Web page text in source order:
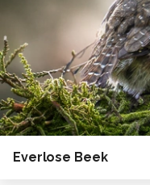
Everlose Beek